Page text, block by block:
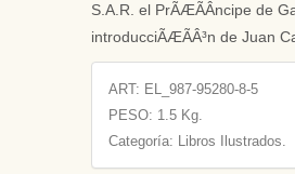
S.A.R. el PrÃÆÃÂ­ncipe de
introducciÃÆÃÂ³n de Juan
ART: EL_987-95280-8-5
PESO: 1.5 Kg.
Categoría: Libros Ilustrados.